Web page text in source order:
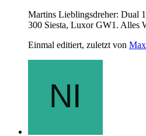
Martins Lieblingsdreher: Dual
300 Siesta, Luxor GW1. Alles
Einmal editiert, zuletzt von